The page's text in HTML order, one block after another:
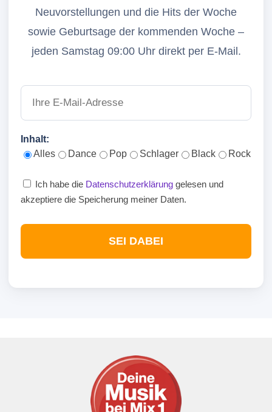
Neuvorstellungen und die Hits der Woche
sowie Geburtsage der kommenden Woche –
jeden Samstag 09:00 Uhr direkt per E-Mail.
Inhalt:
Alles
Dance Pop Schlager Black Rock
Ich habe die Datenschutzerklärung gelesen und
akzeptiere die Speicherung meiner Daten.
SEI DABEI